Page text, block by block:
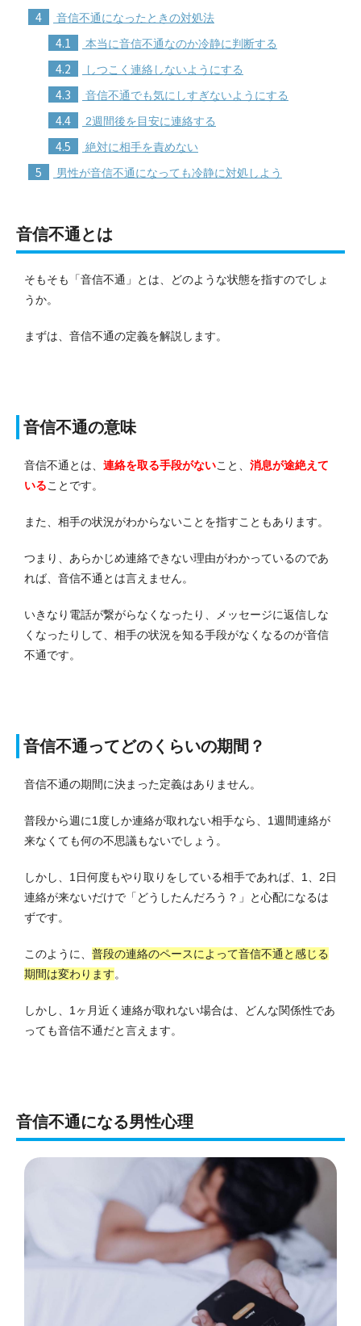
4 音信不通になったときの対処法
4.1 本当に音信不通なのか冷静に判断する
4.2 しつこく連絡しないようにする
4.3 音信不通でも気にしすぎないようにする
4.4 2週間後を目安に連絡する
4.5 絶対に相手を責めない
5 男性が音信不通になっても冷静に対処しよう
音信不通とは
そもそも「音信不通」とは、どのような状態を指すのでしょ
うか。
まずは、音信不通の定義を解説します。
音信不通の意味
音信不通とは、 連絡を取る手段がないこと、 消息が途絶えて
いることです。
また、相手の状況がわからないことを指すこともあります。
つまり、あらかじめ連絡できない理由がわかっているのであ
れば、音信不通とは言えません。
いきなり電話が繋がらなくなったり、メッセージに返信しな
くなったりして、相手の状況を知る手段がなくなるのが音信
不通です。
音信不通ってどのくらいの期間？
音信不通の期間に決まった定義はありません。
普段から週に1度しか連絡が取れない相手なら、1週間連絡が
来なくても何の不思議もないでしょう。
しかし、1日何度もやり取りをしている相手であれば、1、2日
連絡が来ないだけで「どうしたんだろう？」と心配になるは
ずです。
このように、 普段の連絡のペースによって音信不通と感じる
期間は変わります。
しかし、1ヶ月近く連絡が取れない場合は、どんな関係性であ
っても音信不通だと言えます。
音信不通になる男性心理